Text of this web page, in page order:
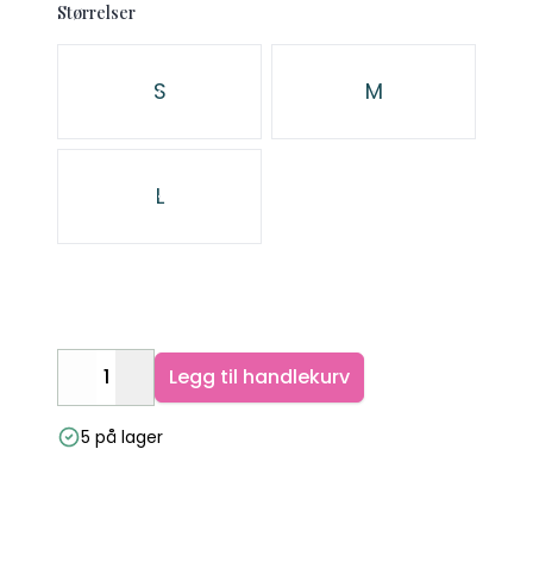
Størrelser
Velg en Størrelser
S M
L
DecreaseIncrease
Legg til handlekurv
5 på lager